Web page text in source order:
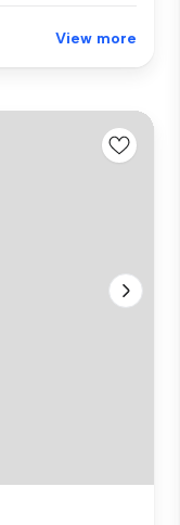
View more